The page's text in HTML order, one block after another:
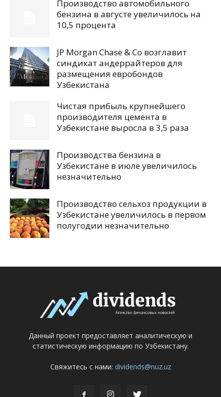
Производство автомобильного
бензина в августе увеличилось на
10,5 процента
JP Morgan Chase & Co возглавит
синдикат андеррайтеров для
размещения евробондов
Узбекистана
Чистая прибыль крупнейшего
производителя цемента в
Узбекистане выросла в 3,5 раза
Производства бензина в
Узбекистане в июле увеличилось
незначительно
Производство сельхоз продукции в
Узбекистане увеличилось в первом
полугодии незначительно
Данный проект предоставляет аналитическую и
статистическую информацию по Узбекистану.
Свяжитесь с нами: dividends@nuz.uz